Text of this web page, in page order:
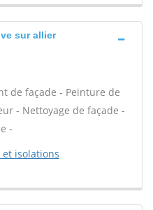
sur allier
de façade - Peinture de
- Nettoyage de façade -
-
et isolations